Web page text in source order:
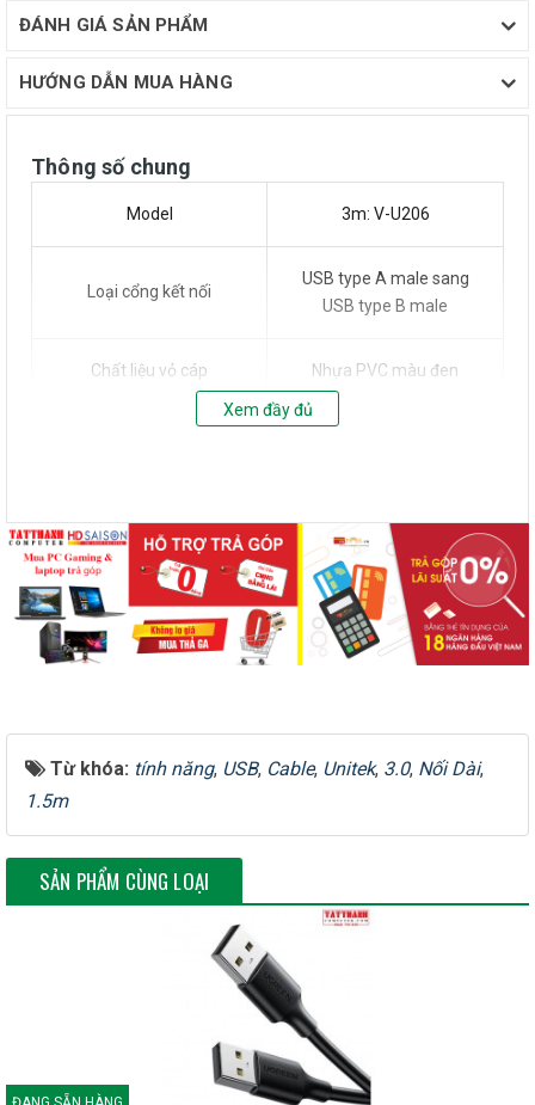
ĐÁNH GIÁ SẢN PHẨM
HƯỚNG DẪN MUA HÀNG
Thông số chung
Model 3m: V-U206
Loại cổng kết nối
USB type A male sang
USB type B male
Chất liệu vỏ cáp Nhựa PVC màu đen
Đầu cáp Mạ crom, chống han rỉ
Chiều dài cáp 3m
Cục chống nhiễu ở đầu
Đánh giá: Cáp máy in dài 3m
VEGGIEG VU206 USB 2.0
Dây cáp máy in cổng USB 2.0 chính hãng Veggieg là sản phẩm
chất lượng cao, thiết kế đặc biệt để kết nối các thiết bị như máy
in, máy scan và các thiết bị ngoại vi khác với máy tính. Với sự kết
hợp giữa vật liệu cao cấp và thiết kế thông minh, dây cáp này
đảm bảo sự ổn định và hiệu suất cao trong việc truyền dữ liệu.
Xem đầy đủ
Từ khóa: tính năng, USB, Cable, Unitek, 3.0, Nối Dài,
1.5m
SẢN PHẨM CÙNG LOẠI